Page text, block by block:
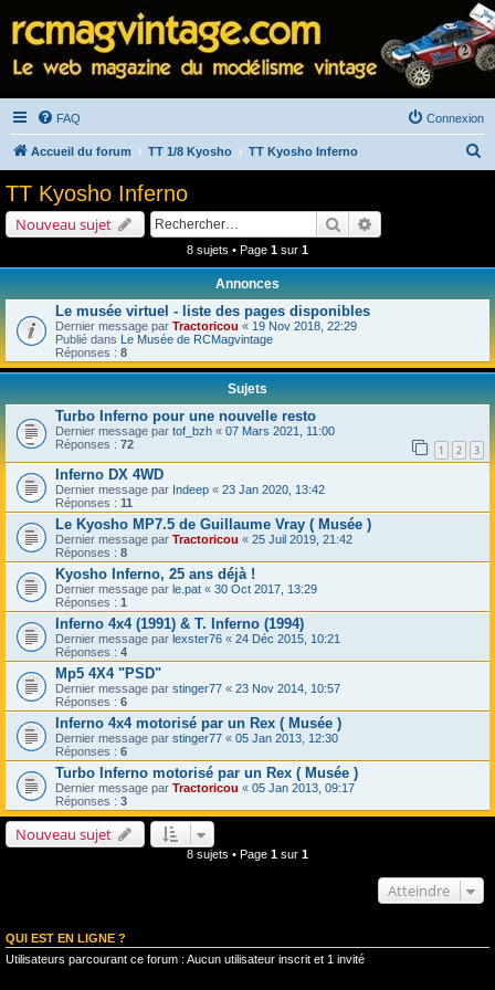
FAQ Connexion
Accueil du forum TT 1/8 Kyosho TT Kyosho Inferno
e
TT Kyosho Inferno
Nouveau sujet Rechercher
8 sujets • Page 1 sur 1
Annonces
Le musée virtuel - liste des pages disponibles
Dernier message par Tractoricou « 19 Nov 2018, 22:29
Publié dans Le Musée de RCMagvintage
Réponses : 8
Sujets
Turbo Inferno pour une nouvelle resto
Dernier message par tof_bzh « 07 Mars 2021, 11:00
Réponses : 72 1 2 3
Inferno DX 4WD
Dernier message par Indeep « 23 Jan 2020, 13:42
Réponses : 11
Le Kyosho MP7.5 de Guillaume Vray ( Musée )
Dernier message par Tractoricou « 25 Juil 2019, 21:42
Réponses : 8
Kyosho Inferno, 25 ans déjà !
Dernier message par le.pat « 30 Oct 2017, 13:29
Réponses : 1
Inferno 4x4 (1991) & T. Inferno (1994)
Dernier message par lexster76 « 24 Déc 2015, 10:21
Réponses : 4
Mp5 4X4 "PSD"
Dernier message par stinger77 « 23 Nov 2014, 10:57
Réponses : 6
Inferno 4x4 motorisé par un Rex ( Musée )
Dernier message par stinger77 « 05 Jan 2013, 12:30
Réponses : 6
Turbo Inferno motorisé par un Rex ( Musée )
Dernier message par Tractoricou « 05 Jan 2013, 09:17
Réponses : 3
Nouveau sujet
8 sujets • Page 1 sur 1
Atteindre
QUI EST EN LIGNE ?
Utilisateurs parcourant ce forum : Aucun utilisateur inscrit et 1 invité